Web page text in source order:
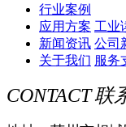
行业案例
应用方案 工业
新闻资讯 公司
关于我们 服务
CONTACT联